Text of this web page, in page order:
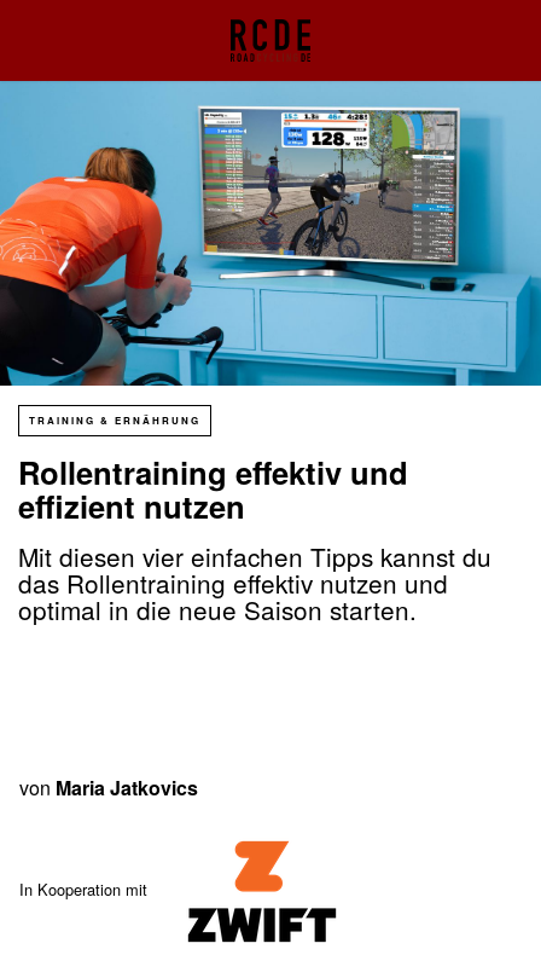
TRAINING & ERNÄHRUNG
Rollentraining effektiv und
effizient nutzen
Mit diesen vier einfachen Tipps kannst du
das Rollentraining effektiv nutzen und
optimal in die neue Saison starten.
von Maria Jatkovics
In Kooperation mit